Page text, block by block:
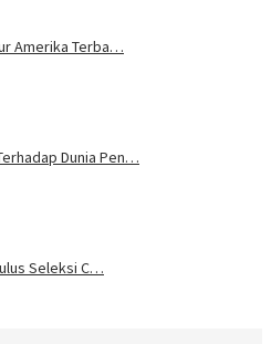
Amerika Terba…
Dunia Pen…
Seleksi C…